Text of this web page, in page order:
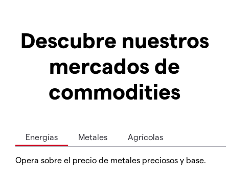
Descubre nuestros
mercados de
commodities
Energías Metales Agrícolas
Opera sobre el precio de metales preciosos y base.